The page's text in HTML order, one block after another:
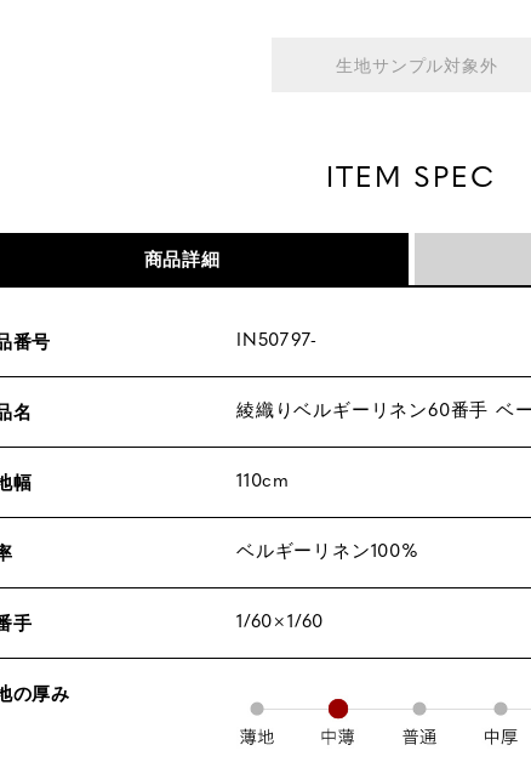
生地サンプル対象外
ITEM SPEC
商品詳細
番号 IN50797-
名 綾織りベルギーリネン60番手 ベ
幅 110cm
ベルギーリネン100%
手 1/60×1/60
の厚み